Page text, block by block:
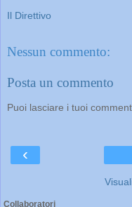
Il Direttivo
Nessun commento:
Posta un commento
Puoi lasciare i tuoi
‹
Collaboratori